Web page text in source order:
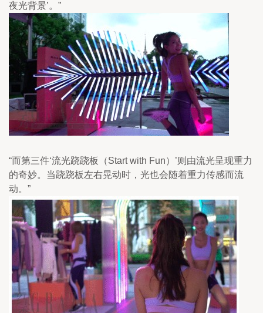
夜光背景’。”
“而第三件‘流光跷跷板（Start with Fun）’则由流光呈现重力
的奇妙。当跷跷板左右晃动时，光也会随着重力传感而流
动。”